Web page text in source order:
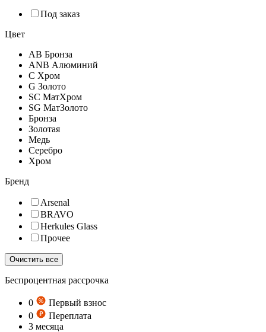
Под заказ
Цвет
AB Бронза
ANB Алюминий
C Хром
G Золото
SC МатХром
SG МатЗолото
Бронза
Золотая
Медь
Серебро
Хром
Бренд
Arsenal
BRAVO
Herkules Glass
Прочее
Очистить все
Беспроцентная рассрочка
0
Первый взнос
0
Переплата
3 месяца